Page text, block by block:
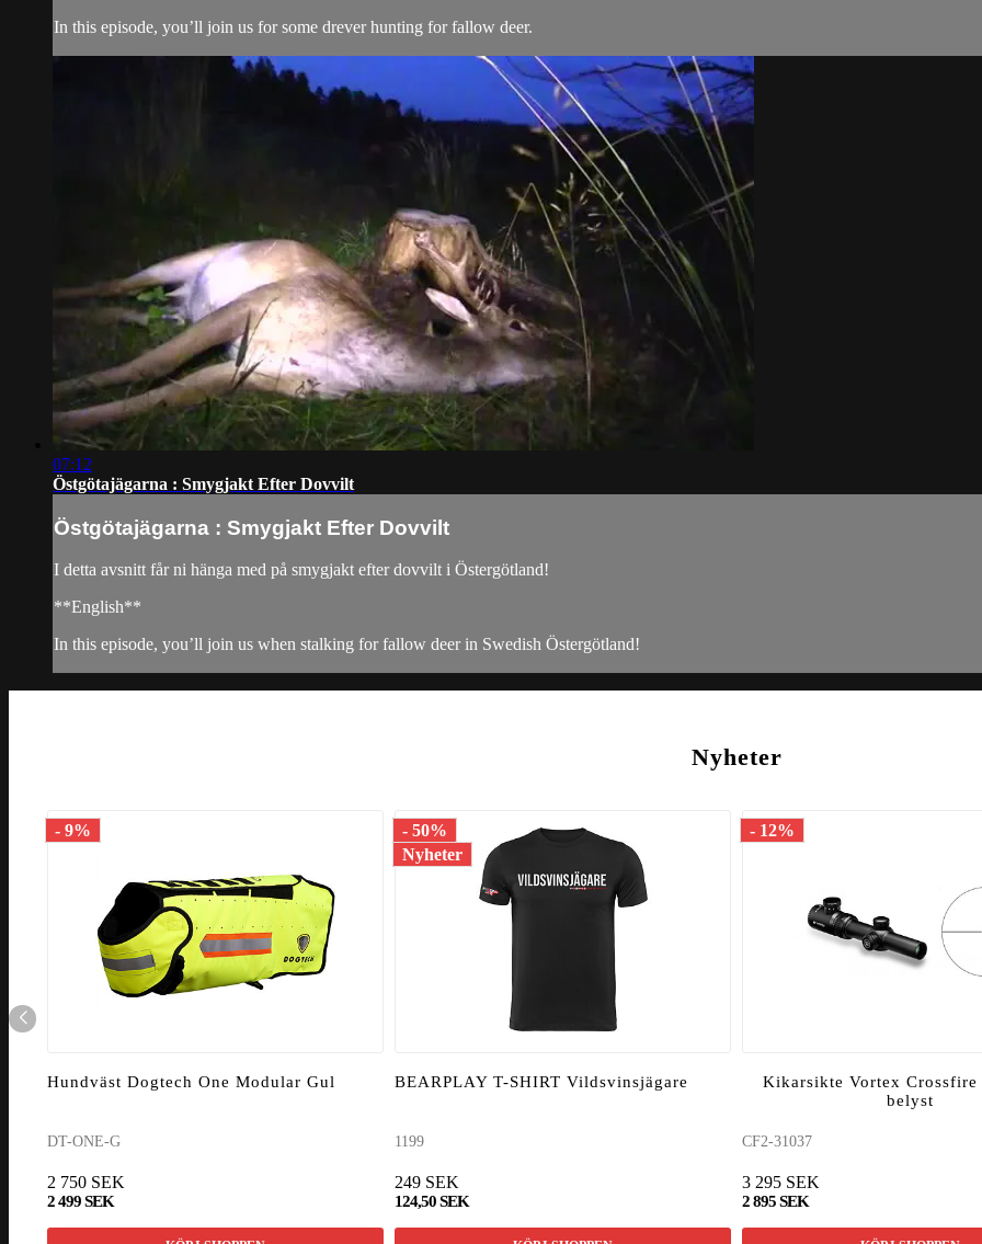
In this episode, you’ll join us for some drever hunting for fallow deer.
07:12
Östgötajägarna : Smygjakt Efter Dovvilt
Östgötajägarna : Smygjakt Efter Dovvilt
I detta avsnitt får ni hänga med på smygjakt efter dovvilt i Östergötland!
**English**
In this episode, you’ll join us when stalking for fallow deer in Swedish Östergötland!
Nyheter
- 9%
Hundväst Dogtech One Modular Gul
DT-ONE-G
2 750 SEK
2 499 SEK
- 50%
Nyheter
BEARPLAY T-SHIRT Vildsvinsjägare
1199
249 SEK
124,50 SEK
- 12%
Kikarsikte Vortex
belyst
CF2-31037
3 295 SEK
2 895 SEK